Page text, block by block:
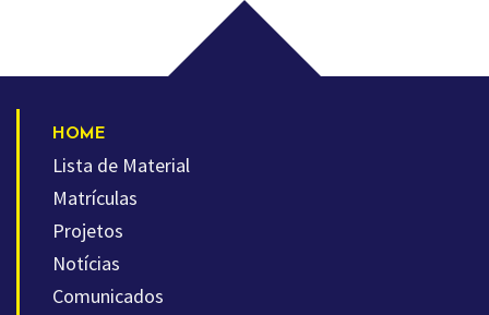
HOME
Lista de Material
Matrículas
Projetos
Notícias
Comunicados